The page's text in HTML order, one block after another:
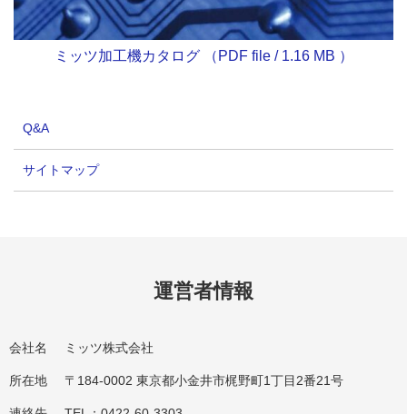
ミッツ加工機カタログ （PDF file / 1.16 MB ）
Q&A
サイトマップ
運営者情報
会社名 ミッツ株式会社
所在地 〒184-0002 東京都小金井市梶野町1丁目2番21号